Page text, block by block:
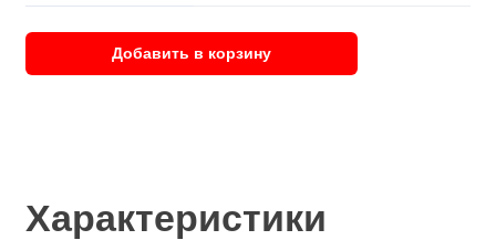
Добавить в корзину
Характеристики